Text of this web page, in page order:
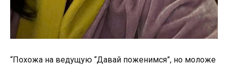
“Похожа на ведущую “Давай поженимся”, но моложе